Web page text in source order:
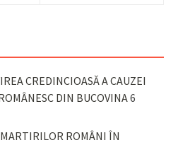
CREDINCIOASĂ A CAUZEI
DIN BUCOVINA6
ROMÂNI ÎN